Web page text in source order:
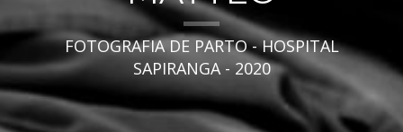
FOTOGRAFIA DE PARTO - HOSPITAL
SAPIRANGA - 2020